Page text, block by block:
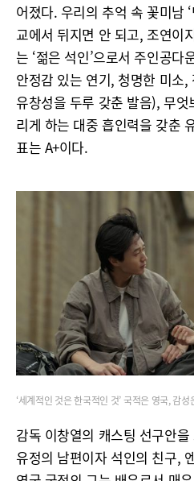
어졌다. 우리의 추억 속 꽃미남
교에서 뒤지면 안 되고, 조연이
는 ‘젊은 석인’으로서 주인공
안정감 있는 연기, 청명한 미소
유창성을 두루 갖춘 발음), 무엇
리게 하는 대중 흡인력을 갖춘
표는 A+이다.
‘세계적인 것은 한국적인 것’ 국적은 영국, 감
감독 이창열의 캐스팅 선구안
유정의 남편이자 석인의 친구,